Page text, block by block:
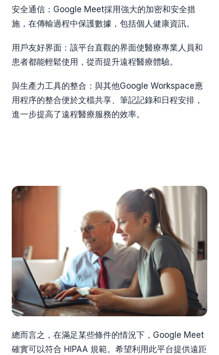
安全通信：Google Meet採用強大的加密和安全措
施，在傳輸過程中保護數據，包括個人健康資訊。
用戶友好界面：該平台直觀的界面使醫療專業人員和
患者都能輕鬆使用，從而提升遠程醫療體驗。
與生產力工具的整合：與其他Google Workspace應
用程序的整合便於文檔共享、筆記記錄和日程安排，
進一步提高了遠程醫療服務的效率。
總而言之，在滿足某些條件的情況下，Google Meet
確實可以符合 HIPAA 規範。希望利用此平台提供遠距